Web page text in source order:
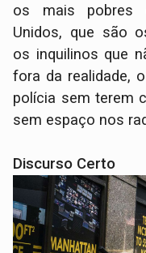
os mais pobres
Unidos, que são
os inquilinos que
fora da realidade,
polícia sem terem
sem espaço nos
Discurso Certo